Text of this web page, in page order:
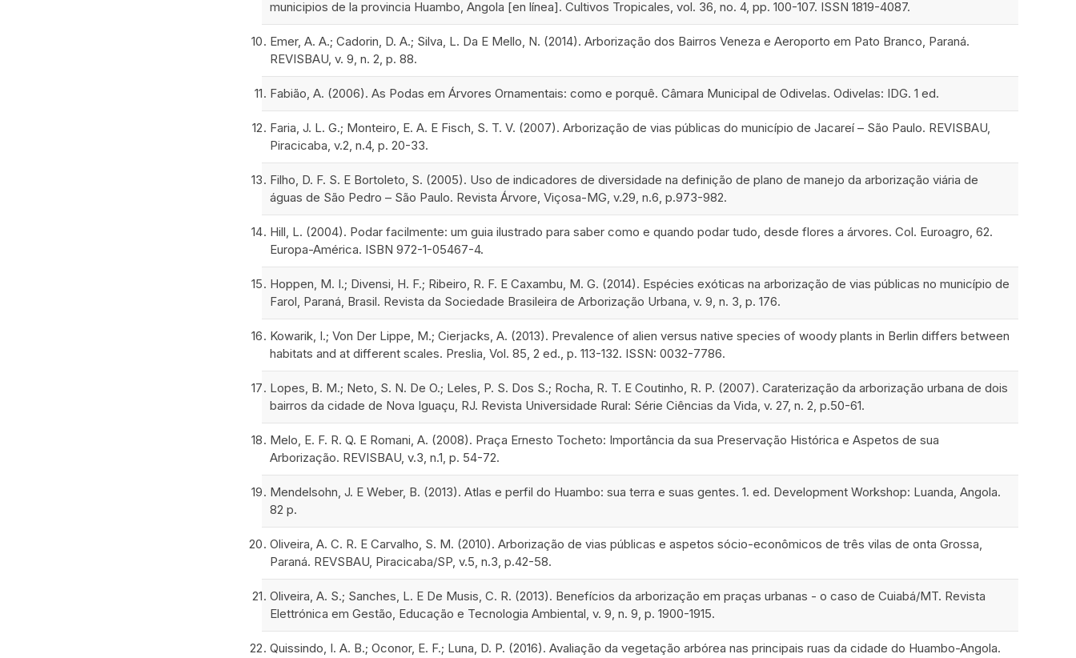
municipios de la provincia Huambo, Angola [en línea]. Cultivos Tropicales, vol. 36, no. 4, pp. 100-107. ISSN 1819-4087.
Emer, A. A.; Cadorin, D. A.; Silva, L. Da E Mello, N. (2014). Arborização dos Bairros Veneza e Aeroporto em Pato Branco, Paraná.
REVISBAU, v. 9, n. 2, p. 88.
Fabião, A. (2006). As Podas em Árvores Ornamentais: como e porquê. Câmara Municipal de Odivelas. Odivelas: IDG. 1 ed.
Faria, J. L. G.; Monteiro, E. A. E Fisch, S. T. V. (2007). Arborização de vias públicas do município de Jacareí – São Paulo. REVISBAU,
Piracicaba, v.2, n.4, p. 20-33.
Filho, D. F. S. E Bortoleto, S. (2005). Uso de indicadores de diversidade na definição de plano de manejo da arborização viária de
águas de São Pedro – São Paulo. Revista Árvore, Viçosa-MG, v.29, n.6, p.973-982.
Hill, L. (2004). Podar facilmente: um guia ilustrado para saber como e quando podar tudo, desde flores a árvores. Col. Euroagro, 62.
Europa-América. ISBN 972-1-05467-4.
Hoppen, M. I.; Divensi, H. F.; Ribeiro, R. F. E Caxambu, M. G. (2014). Espécies exóticas na arborização de vias públicas no município de
Farol, Paraná, Brasil. Revista da Sociedade Brasileira de Arborização Urbana, v. 9, n. 3, p. 176.
Kowarik, I.; Von Der Lippe, M.; Cierjacks, A. (2013). Prevalence of alien versus native species of woody plants in Berlin differs between
habitats and at different scales. Preslia, Vol. 85, 2 ed., p. 113-132. ISSN: 0032-7786.
Lopes, B. M.; Neto, S. N. De O.; Leles, P. S. Dos S.; Rocha, R. T. E Coutinho, R. P. (2007). Caraterização da arborização urbana de dois
bairros da cidade de Nova Iguaçu, RJ. Revista Universidade Rural: Série Ciências da Vida, v. 27, n. 2, p.50-61.
Melo, E. F. R. Q. E Romani, A. (2008). Praça Ernesto Tocheto: Importância da sua Preservação Histórica e Aspetos de sua
Arborização. REVISBAU, v.3, n.1, p. 54-72.
Mendelsohn, J. E Weber, B. (2013). Atlas e perfil do Huambo: sua terra e suas gentes. 1. ed. Development Workshop: Luanda, Angola.
82 p.
Oliveira, A. C. R. E Carvalho, S. M. (2010). Arborização de vias públicas e aspetos sócio-econômicos de três vilas de onta Grossa,
Paraná. REVSBAU, Piracicaba/SP, v.5, n.3, p.42-58.
Oliveira, A. S.; Sanches, L. E De Musis, C. R. (2013). Benefícios da arborização em praças urbanas - o caso de Cuiabá/MT. Revista
Elettrónica em Gestão, Educação e Tecnologia Ambiental, v. 9, n. 9, p. 1900-1915.
Quissindo, I. A. B.; Oconor, E. F.; Luna, D. P. (2016). Avaliação da vegetação arbórea nas principais ruas da cidade do Huambo-Angola.